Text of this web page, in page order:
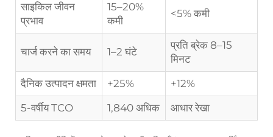
साइकिल जीवन
प्रभाव
15–20%
कमी
<5% कमी
चार्ज करने का समय 1–2 घंटे
प्रति ब्रेक 8–15
मिनट
दैनिक उत्पादन क्षमता
+25%
+12%
5-वर्षीय TCO
1,840 अधिक आधार रेखा